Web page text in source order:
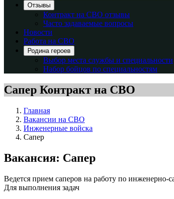
Отзывы
Контракт на СВО отзывы
Часто задаваемые вопросы
Новости
Работа на СВО
Родина героев
Выбор места службы и специальности
Набор бойцов по специальностям
Сапер Контракт на СВО
Главная
Вакансии на СВО
Инженерные войска
Сапер
Вакансия: Сапер
Ведется прием саперов на работу по
Для выполнения задач